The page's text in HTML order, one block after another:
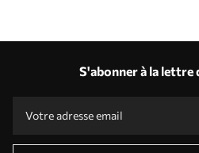
S'abonner à la